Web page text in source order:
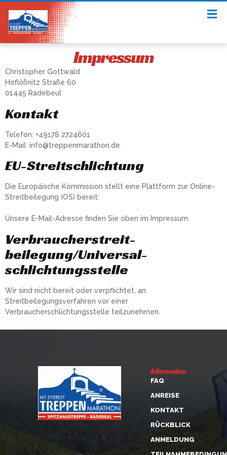
Impressum
Christopher Gottwald
Hoflößnitz Straße 60
01445 Radebeul
Kontakt
Telefon: +49178 2724601
E-Mail: info@treppenmarathon.de
EU-Streitschlichtung
Die Europäische Kommission stellt eine Plattform zur Online-
Streitbeilegung (OS) bereit:
.
Unsere E-Mail-Adresse finden Sie oben im Impressum.
Verbraucher­streit­
beilegung/Universal­
schlichtungs­stelle
Wir sind nicht bereit oder verpflichtet, an
Streitbeilegungsverfahren vor einer
Verbraucherschlichtungsstelle teilzunehmen.
Information
FAQ
ANREISE
KONTAKT
RÜCKBLICK
ANMELDUNG